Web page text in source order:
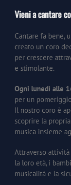
Vieni a cantare
Cantare fa bene,
creato un coro
per crescere
e stimolante.
Ogni lunedì alle
per un
Il nostro coro è
scoprire la
musica insieme
Attraverso
la loro età, i
musicalità e la